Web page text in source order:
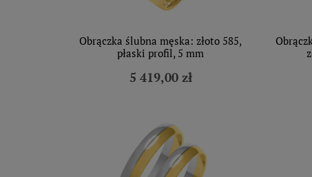
Obrączka ślubna męska: złoto 585,
płaski profil, 5 mm
5 419,00 zł